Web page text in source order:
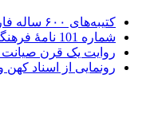
کتیبه‌های ۶۰۰ ساله فارسی در هندوستان
شماره 101 نامۀ فرهنگستان منتشر شد
روایت یک قرن صیانت
رونمایی از اسناد